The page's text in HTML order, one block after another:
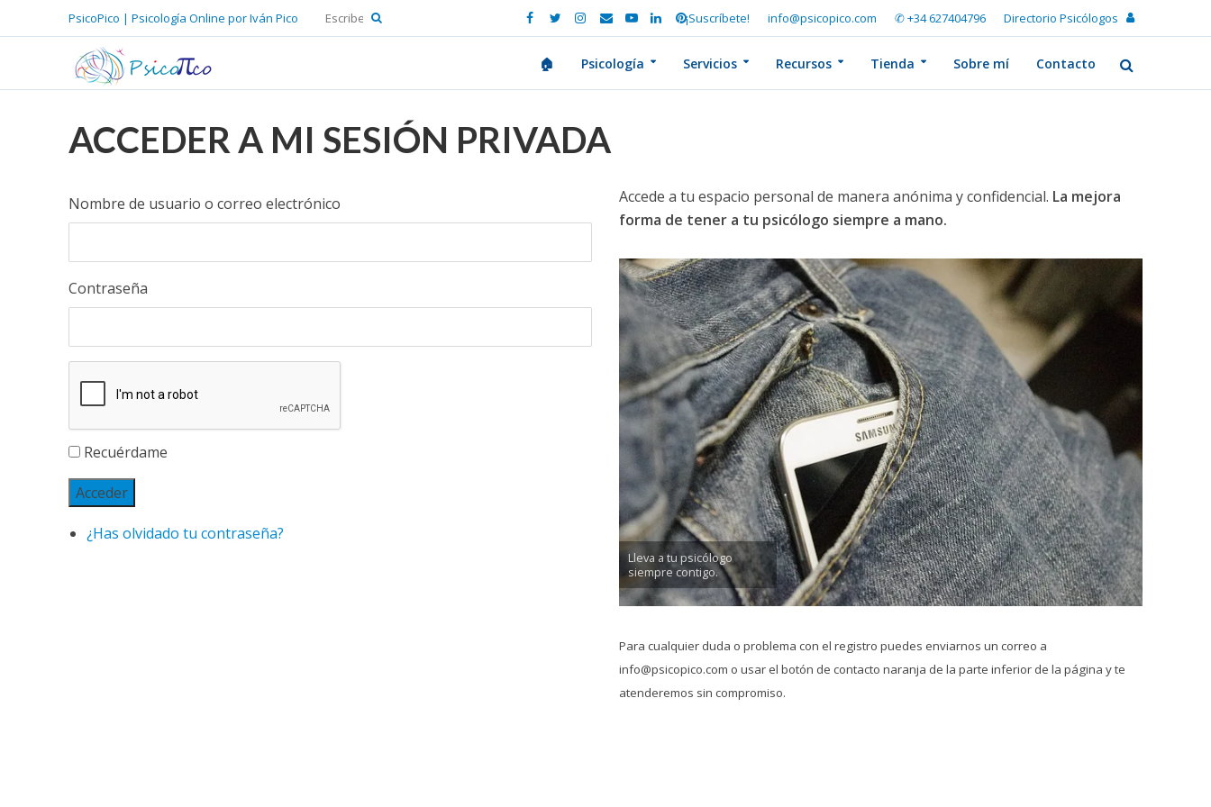
PsicoPico | Psicología Online por Iván Pico ¡Suscríbete! info@psicopico.com ✆ +34 627404796 Directorio Psicólogos
🏠 Psicología Servicios Recursos Tienda Sobre mí Contacto
ACCEDER A MI SESIÓN PRIVADA
Nombre de usuario o correo electrónico
Contraseña
Recuérdame
Acceder
¿Has olvidado tu contraseña?
Accede a tu espacio personal de manera anónima y confidencial. La mejora
forma de tener a tu psicólogo siempre a mano.
Lleva a tu psicólogo
siempre contigo.
Para cualquier duda o problema con el registro puedes enviarnos un correo a
info@psicopico.com o usar el botón de contacto naranja de la parte inferior de la página y te
atenderemos sin compromiso.